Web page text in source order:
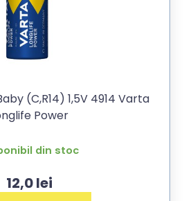
(C,R14) 1,5V 4914 Varta
Power
din stoc
12,0lei